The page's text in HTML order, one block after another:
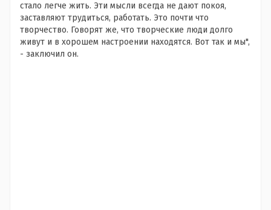
стало легче жить. Эти мысли всегда не дают покоя,
заставляют трудиться, работать. Это почти что
творчество. Говорят же, что творческие люди долго
живут и в хорошем настроении находятся. Вот так и мы",
- заключил он.